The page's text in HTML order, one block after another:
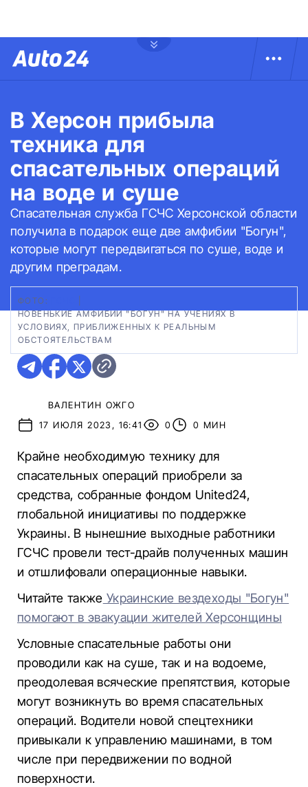
В Херсон прибыла
техника для
спасательных операций
на воде и суше
Спасательная служба ГСЧС Херсонской области
получила в подарок еще две амфибии "Богун",
которые могут передвигаться по суше, воде и
другим преградам.
ФОТО:
НОВЕНЬКИЕ АМФИБИИ "БОГУН" НА УЧЕНИЯХ В
УСЛОВИЯХ, ПРИБЛИЖЕННЫХ К РЕАЛЬНЫМ
ОБСТОЯТЕЛЬСТВАМ
ВАЛЕНТИН ОЖГО
17 ИЮЛЯ 2023, 16:41
0 0 МИН
Крайне необходимую технику для
спасательных операций приобрели за
средства, собранные фондом United24,
глобальной инициативы по поддержке
Украины. В нынешние выходные работники
ГСЧС провели тест-драйв полученных машин
и отшлифовали операционные навыки.
Читайте также Украинские вездеходы "Богун"
помогают в эвакуации жителей Херсонщины
Условные спасательные работы они
проводили как на суше, так и на водоеме,
преодолевая всяческие препятствия, которые
могут возникнуть во время спасательных
операций. Водители новой спецтехники
привыкали к управлению машинами, в том
числе при передвижении по водной
поверхности.